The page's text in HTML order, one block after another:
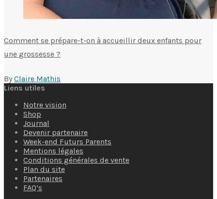
Comment se prépare-t-on à accueillir deux enfants pour
une grossesse ?
By Claire Mathis
Liens utiles
Notre vision
Shop
Journal
Devenir partenaire
Week-end Futurs Parents
Mentions légales
Conditions générales de vente
Plan du site
Partenaires
FAQ’s